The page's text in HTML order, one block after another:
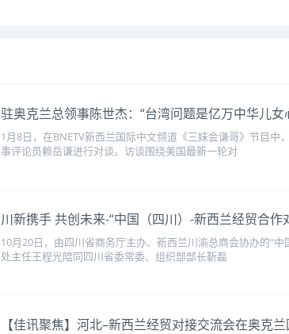
驻奥克兰总领事陈世杰：“台湾问题是亿万中华儿女
1月8日，在BNETV新西兰国际中文频道《三妹会谦哥》节目
事评论员赖岳谦进行对谈。访谈围绕美国最新一轮对
川新携手 共创未来-“中国（四川）-新西兰经贸合作
10月20日，由四川省商务厅主办、新西兰川渝总商会协办的“
处主任王程光陪同四川省委常委、组织部部长靳磊
【佳讯聚焦】河北–新西兰经贸对接交流会在奥克